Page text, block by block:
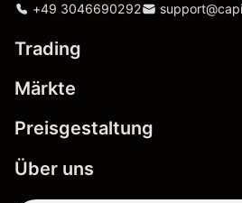
+49 3046690292
Trading
Märkte
Preisgestaltung
Über uns